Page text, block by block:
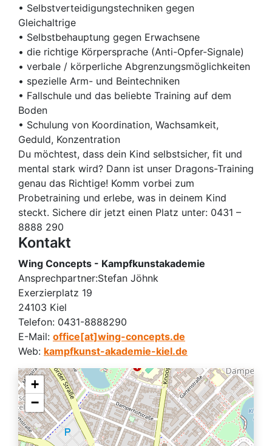
• Selbstverteidigungstechniken gegen
Gleichaltrige
• Selbstbehauptung gegen Erwachsene
• die richtige Körpersprache (Anti-Opfer-Signale)
• verbale / körperliche Abgrenzungsmöglichkeiten
• spezielle Arm- und Beintechniken
• Fallschule und das beliebte Training auf dem
Boden
• Schulung von Koordination, Wachsamkeit,
Geduld, Konzentration
Du möchtest, dass dein Kind selbstsicher, fit und
mental stark wird? Dann ist unser Dragons-Training
genau das Richtige! Komm vorbei zum
Probetraining und erlebe, was in deinem Kind
steckt. Sichere dir jetzt einen Platz unter: 0431 –
8888 290
Kontakt
Wing Concepts - Kampfkunstakademie
Ansprechpartner:Stefan Jöhnk
Exerzierplatz 19
24103 Kiel
Telefon: 0431-8888290
E-Mail: office[at]wing-concepts.de
Web: kampfkunst-akademie-kiel.de
+
−